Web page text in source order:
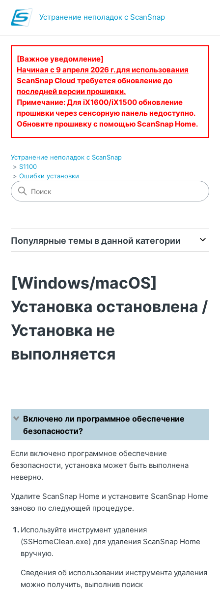
Устранение неполадок с ScanSnap
[Важное уведомление]
Начиная с 9 апреля 2026 г. для использования
ScanSnap Cloud требуется обновление до
последней версии прошивки.
Примечание: Для iX1600/iX1500 обновление
прошивки через сенсорную панель недоступно.
Обновите прошивку с помощью ScanSnap Home.
Устранение неполадок с ScanSnap
S1100
Ошибки установки
Популярные темы в данной категории
[Windows/macOS]
Установка остановлена /
Установка не
выполняется
Включено ли программное обеспечение
безопасности?
Если включено программное обеспечение
безопасности, установка может быть выполнена
неверно.
Удалите ScanSnap Home и установите ScanSnap Home
заново по следующей процедуре.
Используйте инструмент удаления
(SSHomeClean.exe) для удаления ScanSnap Home
вручную.
Сведения об использовании инструмента удаления
можно получить, выполнив поиск